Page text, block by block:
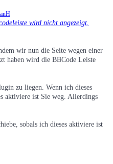
wird nicht angezeigt.
wir nun die Seite wegen einer
haben wird die BBCode Leiste
zu liegen. Wenn ich dieses
aktiviere ist Sie weg. Allerdings
sobals ich dieses aktiviere ist